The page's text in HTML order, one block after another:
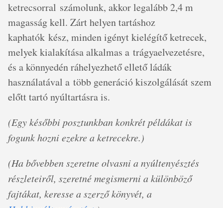
ketrecsorral számolunk, akkor legalább 2,4 m
magasság kell. Zárt helyen tartáshoz
kaphatók kész, minden igényt kielégítő ketrecek,
melyek kialakítása alkalmas a trágyaelvezetésre,
és a könnyedén ráhelyezhető ellető ládák
használatával a több generáció kiszolgálását szem
előtt tartó nyúltartásra is.
(Egy későbbi posztunkban konkrét példákat is
fogunk hozni ezekre a ketrecekre.)
(Ha bővebben szeretne olvasni a nyúltenyésztés
részleteiről, szeretné megismerni a különböző
fajtákat, keresse a szerző könyvét, a